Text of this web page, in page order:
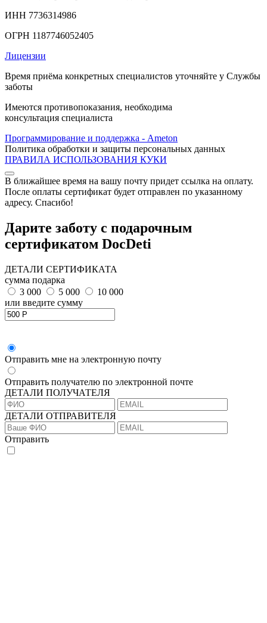
ИНН 7736314986
ОГРН 1187746052405
Лицензии
Время приёма конкретных специалистов уточняйте у Службы
заботы
Имеются противопоказания, необходима
консультация специалиста
Программирование и поддержка - Ameton
Политика обработки и защиты персональных данных
ПРАВИЛА ИСПОЛЬЗОВАНИЯ КУКИ
В ближайшее время на вашу почту придет ссылка на оплату.
После оплаты сертификат будет отправлен по указанному
адресу. Спасибо!
Дарите заботу с подарочным
сертификатом DocDeti
ДЕТАЛИ СЕРТИФИКАТА
сумма подарка
3 000
5 000
10 000
или введите сумму
Отправить мне на электронную почту
Отправить получателю по электронной почте
ДЕТАЛИ ПОЛУЧАТЕЛЯ
ДЕТАЛИ ОТПРАВИТЕЛЯ
Отправить